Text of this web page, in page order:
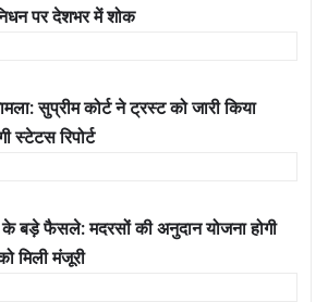
पर देशभर में शोक
सुप्रीम कोर्ट ने ट्रस्ट को जारी किया
स्टेटस रिपोर्ट
बड़े फैसले: मदरसों की अनुदान योजना होगी
मिली मंजूरी